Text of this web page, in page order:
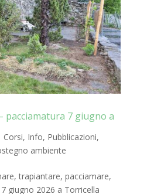
pacciamatura 7 giugno a
Corsi, Info, Pubblicazioni,
ambiente
trapiantare, pacciamare,
giugno 2026 a Torricella